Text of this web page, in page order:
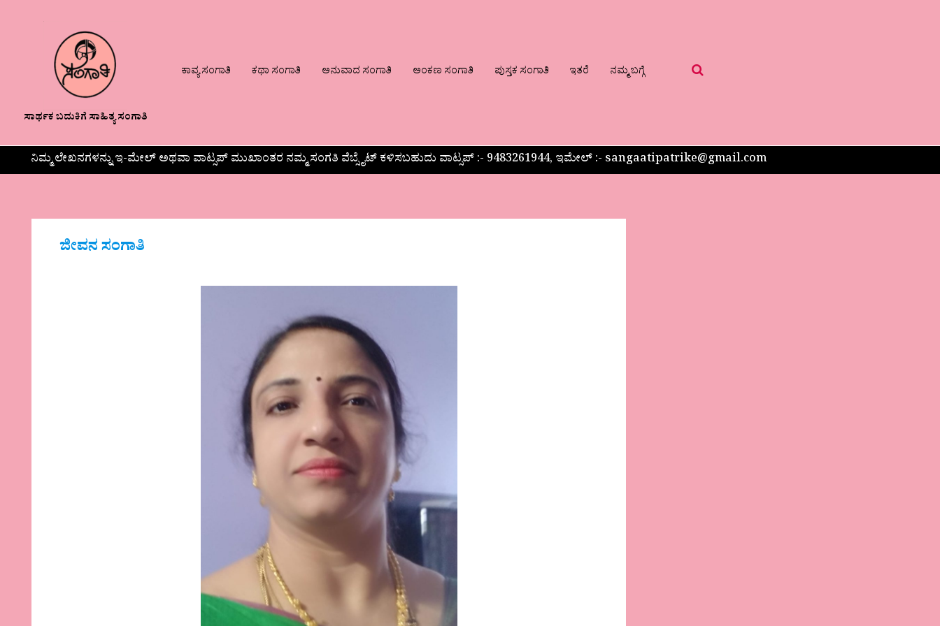
ಸಾರ್ಥಕ ಬದುಕಿಗೆ ಸಾಹಿತ್ಯ ಸಂಗಾತಿ
ಕಾವ್ಯ ಸಂಗಾತಿ ಕಥಾ ಸಂಗಾತಿ ಅನುವಾದ ಸಂಗಾತಿ ಅಂಕಣ ಸಂಗಾತಿ ಪುಸ್ತಕ ಸಂಗಾತಿ ಇತರೆ ನಮ್ಮ ಬಗ್ಗೆ
ನಿಮ್ಮ ಲೇಖನಗಳನ್ನು ಇ-ಮೇಲ್ ಅಥವಾ ವಾಟ್ಸಪ್ ಮುಖಾಂತರ ನಮ್ಮ ಸಂಗತಿ ವೆಬ್ಸೈಟ್ ಕಳಿಸಬಹುದು ವಾಟ್ಸಪ್‌ :- 9483261944, ಇಮೇಲ್ :- sangaatipatrike@gmail.com
ಜೀವನ ಸಂಗಾತಿ